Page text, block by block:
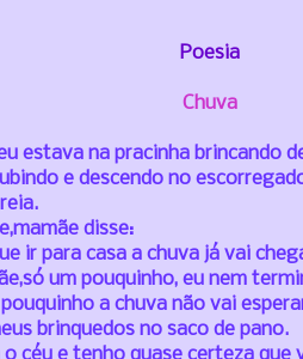
Poesia
Chuva
estava na pracinha brincando
e descendo no
disse:
ir para casa a chuva já vai
um pouquinho, eu nem
a chuva não vai
brinquedos no saco de pano.
o céu e tenho quase certeza que